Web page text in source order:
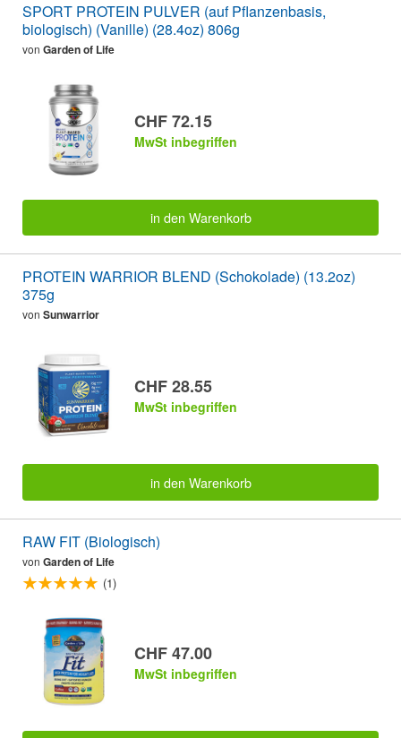
SPORT PROTEIN PULVER (auf Pflanzenbasis,
biologisch) (Vanille) (28.4oz) 806g
von Garden of Life
CHF 72.15
MwSt inbegriffen
in den Warenkorb
PROTEIN WARRIOR BLEND (Schokolade) (13.2oz)
375g
von Sunwarrior
CHF 28.55
MwSt inbegriffen
in den Warenkorb
RAW FIT (Biologisch)
von Garden of Life
(1)
CHF 47.00
MwSt inbegriffen